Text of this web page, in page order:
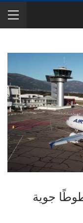
جوية